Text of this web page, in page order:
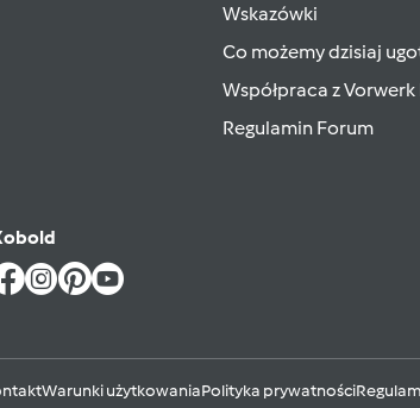
Wskazówki
Co możemy dzisiaj
Współpraca z Vorwerk
Regulamin Forum
Warunki użytkowaniaPolityka prywatności